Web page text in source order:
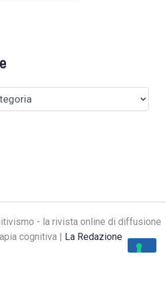
- la rivista online di diffusione
cognitiva | La Redazione